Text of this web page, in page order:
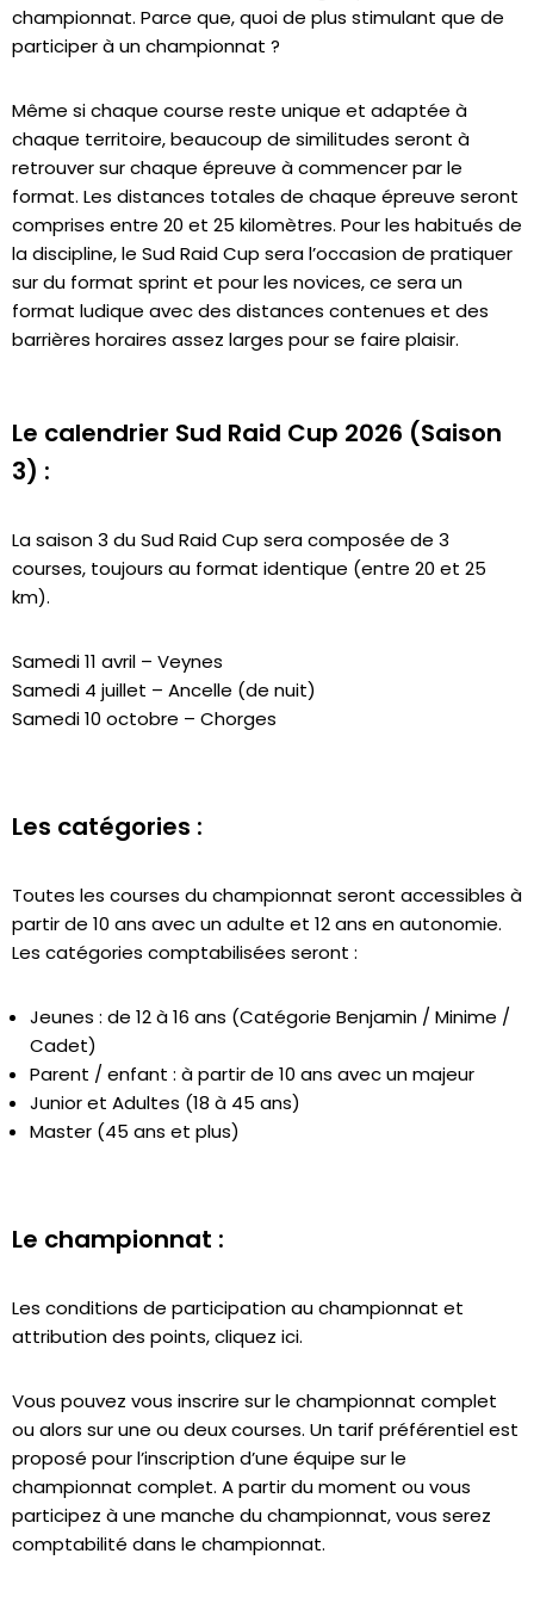
championnat. Parce que, quoi de plus stimulant que de
participer à un championnat ?
Même si chaque course reste unique et adaptée à
chaque territoire, beaucoup de similitudes seront à
retrouver sur chaque épreuve à commencer par le
format. Les distances totales de chaque épreuve seront
comprises entre 20 et 25 kilomètres. Pour les habitués de
la discipline, le Sud Raid Cup sera l’occasion de pratiquer
sur du format sprint et pour les novices, ce sera un
format ludique avec des distances contenues et des
barrières horaires assez larges pour se faire plaisir.
Le calendrier Sud Raid Cup 2026 (Saison
3) :
La saison 3 du Sud Raid Cup sera composée de 3
courses, toujours au format identique (entre 20 et 25
km).
Samedi 11 avril – Veynes
Samedi 4 juillet – Ancelle (de nuit)
Samedi 10 octobre – Chorges
Les catégories :
Toutes les courses du championnat seront accessibles à
partir de 10 ans avec un adulte et 12 ans en autonomie.
Les catégories comptabilisées seront :
Jeunes : de 12 à 16 ans (Catégorie Benjamin / Minime /
Cadet)
Parent / enfant : à partir de 10 ans avec un majeur
Junior et Adultes (18 à 45 ans)
Master (45 ans et plus)
Le championnat :
Les conditions de participation au championnat et
attribution des points,cliquez ici.
Vous pouvez vous inscrire sur le championnat complet
ou alors sur une ou deux courses. Un tarif préférentiel est
proposé pour l’inscription d’une équipe sur le
championnat complet. A partir du moment ou vous
participez à une manche du championnat, vous serez
comptabilité dans le championnat.